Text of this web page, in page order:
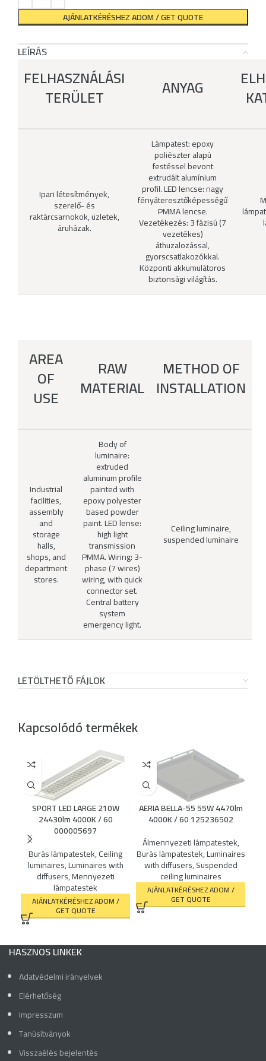
AJÁNLATKÉRÉSHEZ ADOM / GET QUOTE
LEÍRÁS
FELHASZNÁLÁSI
TERÜLET ANYAG
Ipari létesítmények,
szerelő- és
raktárcsarnokok, üzletek,
áruházak.
Lámpatest: epoxy
poliészter alapú
festéssel bevont
extrudált alumínium
profil. LED lencse: nagy
fényáteresztőképességű
PMMA lencse.
Vezetékezés: 3 fázisú (7
vezetékes)
áthuzalozással,
gyorscsatlakozókkal.
Központi akkumulátoros
biztonsági világítás.
AREA
OF
USE
RAW
MATERIAL
METHOD OF
INSTALLATION
Industrial
facilities,
assembly
and
storage
halls,
shops, and
department
stores.
Body of
luminaire:
extruded
aluminum profile
painted with
epoxy polyester
based powder
paint. LED lense:
high light
transmission
PMMA. Wiring: 3-
phase (7 wires)
wiring, with quick
connector set.
Central battery
system
emergency light.
Ceiling luminaire,
suspended luminaire
LETÖLTHETŐ FÁJLOK
Kapcsolódó termékek
SPORT LED LARGE 210W
24430lm 4000K / 60
000005697
Burás lámpatestek,Ceiling
luminaires,Luminaires with
diffusers,Mennyezeti
lámpatestek
AJÁNLATKÉRÉSHEZ ADOM /
GET QUOTE
AERIA BELLA-55 55W 4470lm
4000K / 60 125236502
Álmennyezeti lámpatestek,
Burás lámpatestek,Luminaires
with diffusers,Suspended
ceiling luminaires
AJÁNLATKÉRÉSHEZ ADOM /
GET QUOTE
HASZNOS LINKEK
Adatvédelmi irányelvek
Elérhetőség
Impresszum
Tanúsítványok
Visszaélés bejelentés